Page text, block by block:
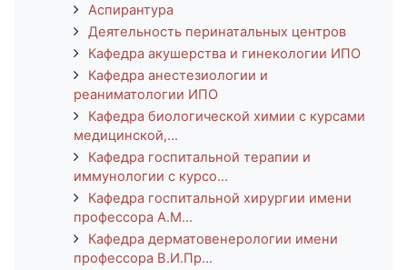
Аспирантура
Деятельность перинатальных центров
Кафедра акушерства и гинекологии ИПО
Кафедра анестезиологии и
реаниматологии ИПО
Кафедра биологической химии с курсами
медицинской,...
Кафедра госпитальной терапии и
иммунологии с курсо...
Кафедра госпитальной хирургии имени
профессора А.М...
Кафедра дерматовенерологии имени
профессора В.И.Пр...